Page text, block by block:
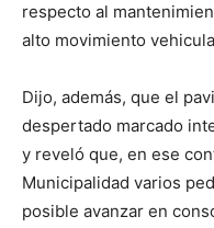
respecto al
alto movimiento
Dijo, además, que el
despertado marcado
y reveló que, en ese
Municipalidad varios
posible avanzar en